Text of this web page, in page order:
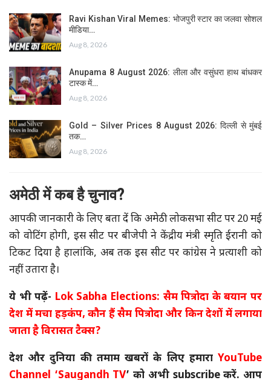
Ravi Kishan Viral Memes: भोजपुरी स्टार का जलवा सोशल
मीडिया…
Aug 8, 2026
Anupama 8 August 2026: लीला और वसुंधरा हाथ बांधकर
टास्क में…
Aug 8, 2026
Gold – Silver Prices 8 August 2026: दिल्ली से मुंबई
तक…
Aug 8, 2026
अमेठी में कब है चुनाव?
आपकी जानकारी के लिए बता दें कि अमेठी लोकसभा सीट पर 20 मई
को वोटिंग होगी, इस सीट पर बीजेपी ने केंद्रीय मंत्री स्मृति ईरानी को
टिकट दिया है हालांकि, अब तक इस सीट पर कांग्रेस ने प्रत्याशी को
नहीं उतारा है।
ये भी पढ़ें- Lok Sabha Elections: सैम पित्रोदा के बयान पर
देश में मचा हड़कंप, कौन हैं सैम पित्रोदा और किन देशों में लगाया
जाता है विरासत टैक्स?
देश और दुनिया की तमाम खबरों के लिए हमारा YouTube
Channel ‘Saugandh TV’को अभी subscribeकरें. आप